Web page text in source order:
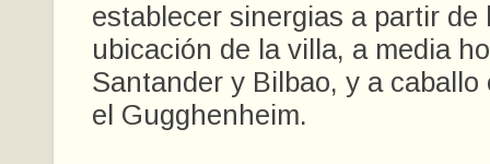
establecer sinergias a partir de
ubicación de la villa, a media
Santander y Bilbao, y a
el Gugghenheim.